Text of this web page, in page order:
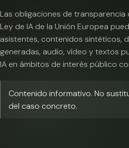
Las obligaciones de
Ley de IA de la Unión Europea
asistentes, contenidos sintéticos,
generadas, audio, vídeo y textos
IA en ámbitos de interés público
Contenido informativo. No
del caso concreto.